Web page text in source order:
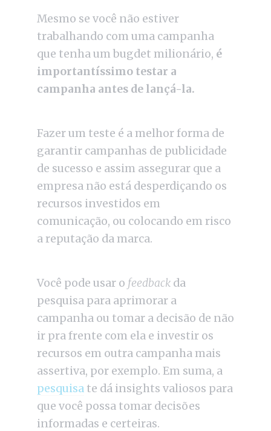
Mesmo se você não estiver
trabalhando com uma campanha
que tenha um bugdet milionário, é
importantíssimo testar a
campanha antes de lançá-la.
Fazer um teste é a melhor forma de
garantir campanhas de publicidade
de sucesso e assim assegurar que a
empresa não está desperdiçando os
recursos investidos em
comunicação, ou colocando em risco
a reputação da marca.
Você pode usar o feedbackda
pesquisa para aprimorar a
campanha ou tomar a decisão de não
ir pra frente com ela e investir os
recursos em outra campanha mais
assertiva, por exemplo. Em suma, a
pesquisate dá insights valiosos para
que você possa tomar decisões
informadas e certeiras.